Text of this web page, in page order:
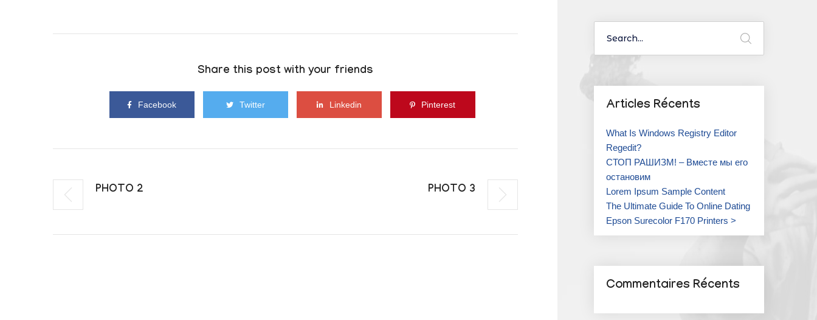
Share this post with your friends
Facebook Twitter Linkedin Pinterest
PHOTO 2 PHOTO 3
Articles Récents
What Is Windows Registry Editor
Regedit?
СТОП РАШИЗМ! – Вместе мы его
остановим
Lorem Ipsum Sample Content
The Ultimate Guide To Online Dating
Epson Surecolor F170 Printers >
Commentaires Récents